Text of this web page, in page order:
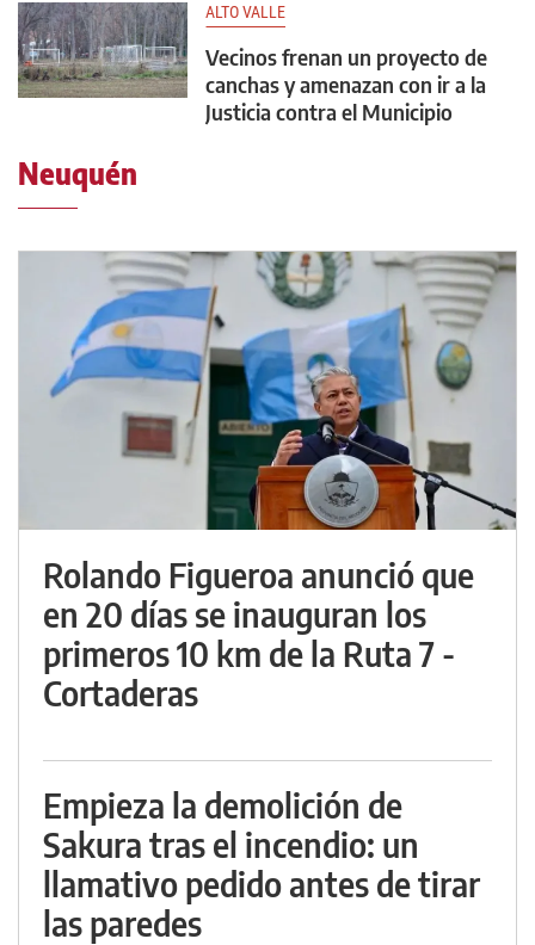
ALTO VALLE
Vecinos frenan un proyecto de
canchas y amenazan con ir a la
Justicia contra el Municipio
Neuquén
Rolando Figueroa anunció que
en 20 días se inauguran los
primeros 10 km de la Ruta 7 -
Cortaderas
Empieza la demolición de
Sakura tras el incendio: un
llamativo pedido antes de tirar
las paredes